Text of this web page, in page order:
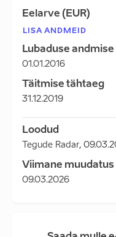
Eelarve (EUR)
LISA ANDMEID
Lubaduse
01.01.2016
Täitmise tähtaeg
31.12.2019
Loodud
Tegude Radar,
Viimane muudatus
09.03.2026